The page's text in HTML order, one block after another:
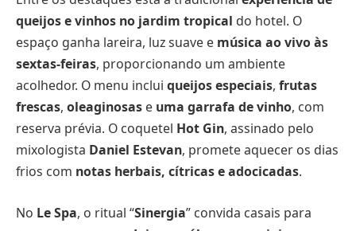
queijos e vinhos no jardim tropical do hotel. O
espaço ganha lareira, luz suave e música ao vivo às
sextas-feiras, proporcionando um ambiente
acolhedor. O menu inclui queijos especiais, frutas
frescas, oleaginosas e uma garrafa de vinho, com
reserva prévia. O coquetel Hot Gin, assinado pelo
mixologista Daniel Estevan, promete aquecer os dias
frios com notas herbais, cítricas e adocicadas.
No Le Spa, o ritual “Sinergia” convida casais para